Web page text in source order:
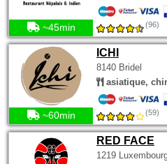
~45min (96)
ICHI
8140 Bridel
asiatique,
~60min (59)
RED FACE
1219